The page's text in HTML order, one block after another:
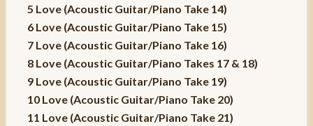
5 Love (Acoustic Guitar/Piano Take 14)
6 Love (Acoustic Guitar/Piano Take 15)
7 Love (Acoustic Guitar/Piano Take 16)
8 Love (Acoustic Guitar/Piano Takes 17 & 18)
9 Love (Acoustic Guitar/Piano Take 19)
10 Love (Acoustic Guitar/Piano Take 20)
11 Love (Acoustic Guitar/Piano Take 21)